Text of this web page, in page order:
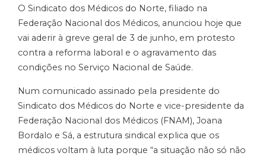
O Sindicato dos Médicos do Norte, filiado na
Federação Nacional dos Médicos, anunciou hoje que
vai aderir à greve geral de 3 de junho, em protesto
contra a reforma laboral e o agravamento das
condições no Serviço Nacional de Saúde.
Num comunicado assinado pela presidente do
Sindicato dos Médicos do Norte e vice-presidente da
Federação Nacional dos Médicos (FNAM), Joana
Bordalo e Sá, a estrutura sindical explica que os
médicos voltam à luta porque “a situação não só não